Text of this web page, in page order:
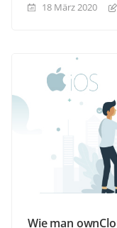
18 März 2020
Wie man